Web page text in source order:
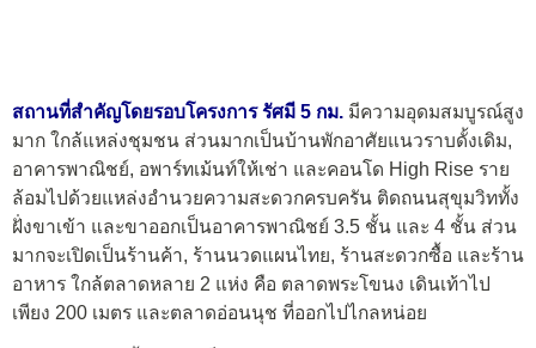
สถานที่สำคัญโดยรอบโครงการ รัศมี 5 กม. มีความอุดมสมบูรณ์สูง
มาก ใกล้แหล่งชุมชน ส่วนมากเป็นบ้านพักอาศัยแนวราบดั้งเดิม,
อาคารพาณิชย์, อพาร์ทเม้นท์ให้เช่า และคอนโด High Rise ราย
ล้อมไปด้วยแหล่งอำนวยความสะดวกครบครัน ติดถนนสุขุมวิททั้ง
ฝั่งขาเข้า และขาออกเป็นอาคารพาณิชย์ 3.5 ชั้น และ 4 ชั้น ส่วน
มากจะเปิดเป็นร้านค้า, ร้านนวดแผนไทย, ร้านสะดวกซื้อ และร้าน
อาหาร ใกล้ตลาดหลาย 2 แห่ง คือ ตลาดพระโขนง เดินเท้าไป
เพียง 200 เมตร และตลาดอ่อนนุช ที่ออกไปไกลหน่อย